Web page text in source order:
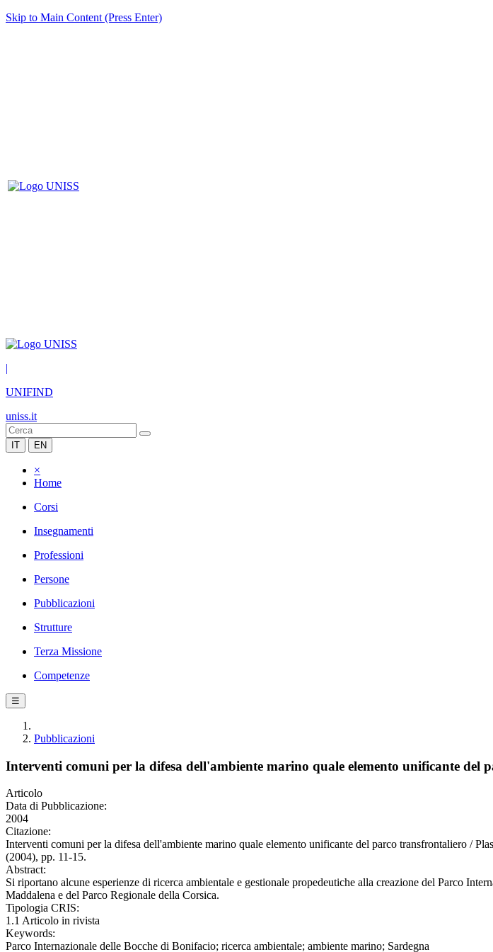
Skip to Main Content (Press Enter)
|
UNIFIND
uniss.it
IT EN
×
Home
Corsi
Insegnamenti
Professioni
Persone
Pubblicazioni
Strutture
Terza Missione
Competenze
☰
Pubblicazioni
Interventi comuni per la difesa dell'ambiente marino quale elemento unificante del
Articolo
Data di Pubblicazione:
2004
Citazione:
Interventi comuni per la difesa dell'ambiente marino quale elemento unificante del parco transfrontaliero
(2004), pp. 11-15.
Abstract:
Si riportano alcune esperienze di ricerca ambientale e gestionale propedeutiche alla creazione del Parco
Maddalena e del Parco Regionale della Corsica.
Tipologia CRIS:
1.1 Articolo in rivista
Keywords:
Parco Internazionale delle Bocche di Bonifacio; ricerca ambientale; ambiente marino; Sardegna